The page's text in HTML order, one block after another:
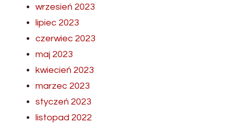
wrzesień 2023
lipiec 2023
czerwiec 2023
maj 2023
kwiecień 2023
marzec 2023
styczeń 2023
listopad 2022